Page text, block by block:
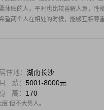
体贴的人，平时也比较善解人意，性
望两个人在相处的时候，能够互相尊
居住地： 湖南长沙
月 薪： 5001-8000元
身 高： 170
但不大男人。